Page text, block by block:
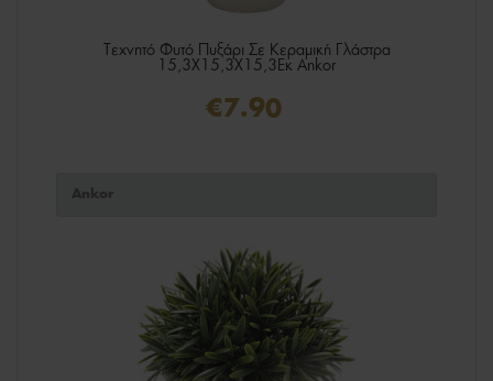
Τεχνητό Φυτό Πυξάρι Σε Κεραμική Γλάστρα
15,3X15,3X15,3Εκ Ankor
€7.90
Ankor